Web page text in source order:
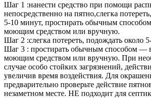
Шаг 1 :нанести средство при помощи
непосредственно на пятно,слегка
5-10 минут, простирать обычным
моющим средством или вручную.
Шаг 2 :слегка потереть, подождать около
Шаг 3 : простирать обычным способом —
моющим средством или вручную. При
случае особо стойких загрязнений,
увеличив время воздействия. Для
предварительно проверьте действие
незаметном месте. НЕ подходит для